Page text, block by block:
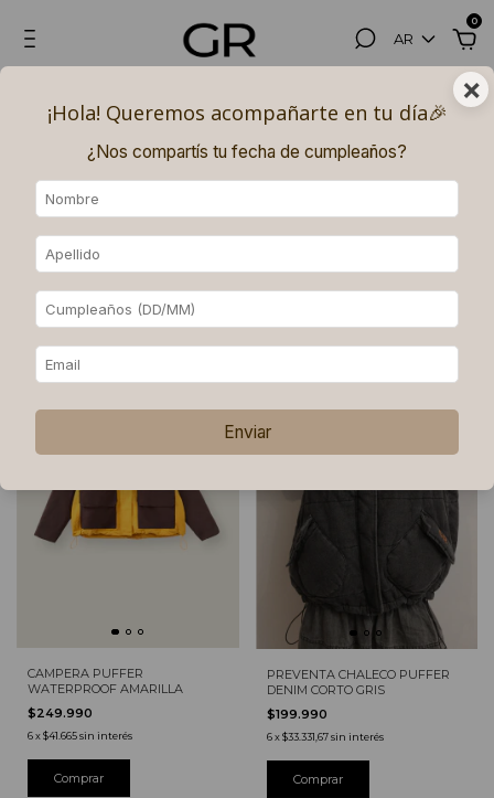
AR
0
PAGOS SIN INTERÉS con MERCADO PAGO.
Abrigos
Abrigos
CAMPERA PUFFER
WATERPROOF AMARILLA
$249.990
6x$41.665sin interés
PREVENTA CHALECO PUFFER
DENIM CORTO GRIS
$199.990
6 x$33.331,67 sin interés
×
¡Hola! Queremos acompañarte en tu día🎉​
¿Nos compartís tu fecha de cumpleaños?
Enviar